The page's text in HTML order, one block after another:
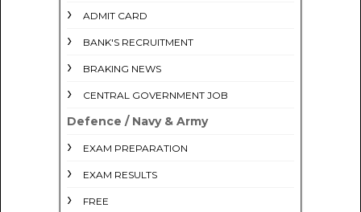
ADMIT CARD
BANK'S RECRUITMENT
BRAKING NEWS
CENTRAL GOVERNMENT JOB
Defence / Navy & Army
EXAM PREPARATION
EXAM RESULTS
FREE